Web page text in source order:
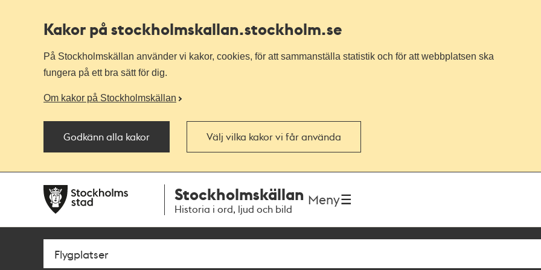
Kakor på stockholmskallan.stockholm.se
På Stockholmskällan använder vi kakor, cookies, för att sammanställa statistik och för att webbplatsen ska
fungera på ett bra sätt för dig.
Om kakor på Stockholmskällan
Godkänn alla kakor Välj vilka kakor vi får använda
navigationen
huvudinnehållet
Stockholmskällan
Historia i ord, ljud och bild
Meny
Sök